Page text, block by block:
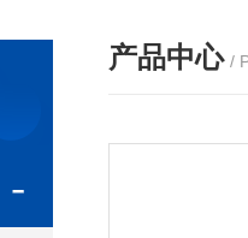
产品中心 /